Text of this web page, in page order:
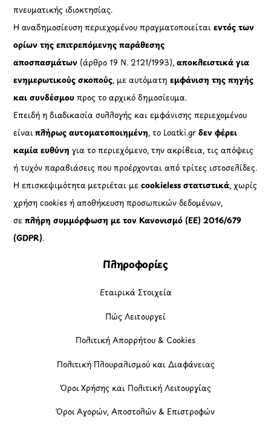
πνευματικής ιδιοκτησίας.
Η αναδημοσίευση περιεχομένου πραγματοποιείταιεντός των
ορίων της επιτρεπόμενης παράθεσης
αποσπασμάτων (άρθρο 19 Ν. 2121/1993), αποκλειστικά για
ενημερωτικούς σκοπούς, με αυτόματηεμφάνιση της πηγής
και συνδέσμου προς το αρχικό δημοσίευμα.
Επειδή η διαδικασία συλλογής και εμφάνισης περιεχομένου
είναιπλήρως αυτοματοποιημένη, το Loatki.grδεν φέρει
καμία ευθύνη για το περιεχόμενο, την ακρίβεια, τις απόψεις
ή τυχόν παραβιάσεις που προέρχονται από τρίτες ιστοσελίδες.
Η επισκεψιμότητα μετριέται μεcookieless στατιστικά, χωρίς
χρήση cookies ή αποθήκευση προσωπικών δεδομένων,
σεπλήρη συμμόρφωση με τον Κανονισμό (ΕΕ) 2016/679
(GDPR).
Πληροφορίες
Εταιρικά Στοιχεία
Πώς Λειτουργεί
Πολιτική Απορρήτου & Cookies
Πολιτική Πλουραλισμού και Διαφάνειας
Όροι Χρήσης και Πολιτική Λειτουργίας
Όροι Αγορών, Αποστολών & Επιστροφών